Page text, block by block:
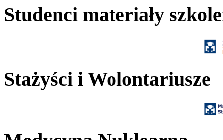
Studenci materiały
Stażyści i Wolontariusze